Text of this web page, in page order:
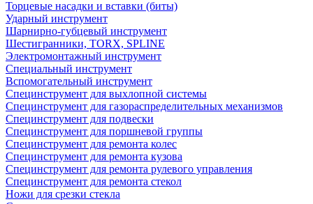
Торцевые насадки и вставки (биты)
Ударный инструмент
Шарнирно-губцевый инструмент
Шестигранники, TORX, SPLINE
Электромонтажный инструмент
Специальный инструмент
Вспомогательный инструмент
Специнструмент для выхлопной системы
Специнструмент для газораспределительных механизмов
Специнструмент для подвески
Специнструмент для поршневой группы
Специнструмент для ремонта колес
Специнструмент для ремонта кузова
Специнструмент для ремонта рулевого управления
Специнструмент для ремонта стекол
Ножи для срезки стекла